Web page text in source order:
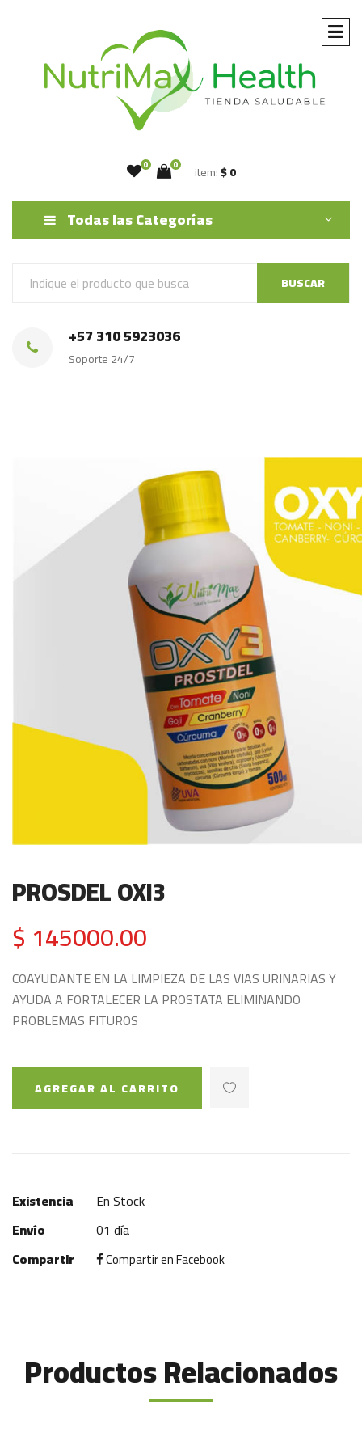
0 0 item:$ 0
Todas las Categorías
BUSCAR
+57 310 5923036
Soporte 24/7
PROSDEL OXI3
$ 145000.00
COAYUDANTE EN LA LIMPIEZA DE LAS VIAS URINARIAS Y
AYUDA A FORTALECER LA PROSTATA ELIMINANDO
PROBLEMAS FITUROS
AGREGAR AL CARRITO
Existencia
En Stock
Envío
01 día
Compartir
Compartir en Facebook
Productos Relacionados